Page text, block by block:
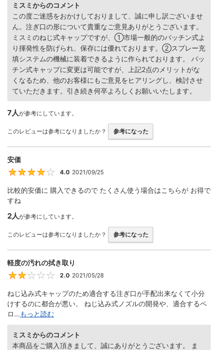
ミスミからのコメント
この度ご迷惑をおかけしておりまして、誠に申し訳ございませ
ん。注ぎ口の形について貴重なご意見ありがとうございます。
ミスミのねじ式キャップですが、①市場一般的のパッチン式よ
り揮発性を防げられ、保存には優れております。②スプレー充
填システムの機械に装着できるように作られております。 パッ
チン式キャップに変更は可能ですが、上記2点のメリットがな
くなるため、他のお客様にもご意見をヒアリングし、検討させ
ていただきます。引き続き何卒よろしくお願いいたします。
7人が参考にしています。
このレビューは参考になりましたか？ 参考になった
安価
4
4.0 2021/09/25
比較的安価に 購入できるので たくさん使う場合はこちらが お得で
すね
2人が参考にしています。
このレビューは参考になりましたか？ 参考になった
軽度の汚れの拭き取り
2
2.0 2021/05/28
ねじ込み式キャップのため適合する注ぎ口が手配出来なくて小分
けするのに都合が悪い。 ねじ込み式ノズルの開発や、適合するペ
ロ...もっと読む
ミスミからのコメント
本商品をご購入頂きまして、誠にありがとうございます。 ま